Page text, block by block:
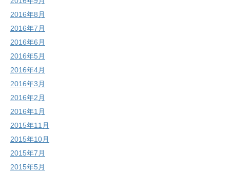
2016年8月
2016年7月
2016年6月
2016年5月
2016年4月
2016年3月
2016年2月
2016年1月
2015年11月
2015年10月
2015年7月
2015年5月